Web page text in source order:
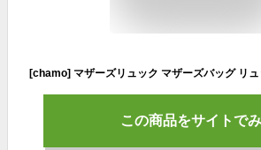
この商品をサイトで